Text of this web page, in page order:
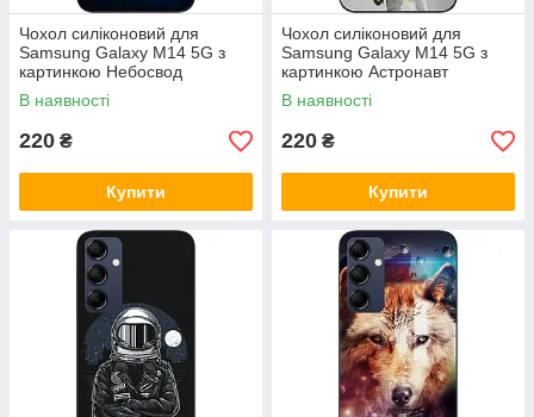
Чохол силіконовий для
Samsung Galaxy M14 5G з
картинкою Небосвод
В наявності
220 ₴
Купити
Чохол силіконовий для
Samsung Galaxy M14 5G з
картинкою Астронавт
В наявності
220 ₴
Купити